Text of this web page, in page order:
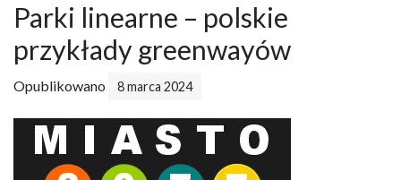
Parki linearne – polskie
przykłady greenwayów
Opublikowano 8 marca 2024